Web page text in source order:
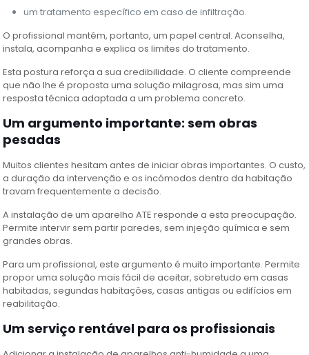
um tratamento específico em caso de infiltração.
O profissional mantém, portanto, um papel central. Aconselha,
instala, acompanha e explica os limites do tratamento.
Esta postura reforça a sua credibilidade. O cliente compreende
que não lhe é proposta uma solução milagrosa, mas sim uma
resposta técnica adaptada a um problema concreto.
Um argumento importante: sem obras
pesadas
Muitos clientes hesitam antes de iniciar obras importantes. O custo,
a duração da intervenção e os incómodos dentro da habitação
travam frequentemente a decisão.
A instalação de um aparelho ATE responde a esta preocupação.
Permite intervir sem partir paredes, sem injeção química e sem
grandes obras.
Para um profissional, este argumento é muito importante. Permite
propor uma solução mais fácil de aceitar, sobretudo em casas
habitadas, segundas habitações, casas antigas ou edifícios em
reabilitação.
Um serviço rentável para os profissionais